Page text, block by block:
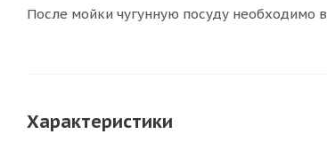
После мойки чугунную посуду необходимо
Характеристики